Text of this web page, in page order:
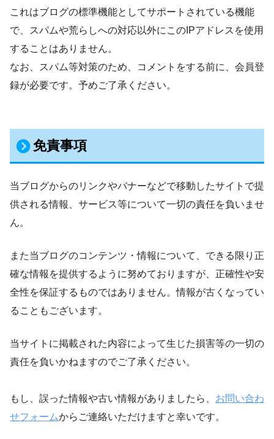
これはブログの標準機能としてサポートされている機能
で、スパムや荒らしへの対応以外にこのIPアドレスを使用
することはありません。
なお、スパム等対策のため、コメントをする前に、会員登
録が必要です。予めご了承ください。
免責事項
当ブログからのリンクやバナーなどで移動したサイトで提
供される情報、サービス等について一切の責任を負いませ
ん。
また当ブログのコンテンツ・情報について、できる限り正
確な情報を提供するように努めておりますが、正確性や安
全性を保証するものではありません。情報が古くなってい
ることもございます。
当サイトに掲載された内容によって生じた損害等の一切の
責任を負いかねますのでご了承ください。
もし、誤った情報や古い情報がありましたら、 お問い合わ
せフォームからご連絡いただけますと幸いです。